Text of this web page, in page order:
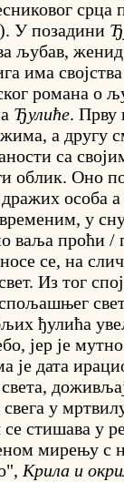
срца
У позадини
љубав,
има
романа о
Ђулиће. Прву
а другу
са
облик. Оно
особа
у
ваља проћи /
се, на
Из тог
ђулића
јер је
је дата
у
стишава у
мирењу с
Крила и